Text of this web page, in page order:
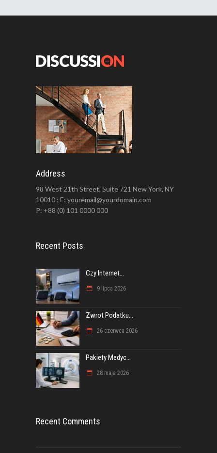
Address
98 West 21th Street, Suite 721 New York, NY
10010 : E: youremail@yourdomain.com
P: +88 (0) 101 0000 000
Recent Posts
Czy Internet...
9 lipca 2026
Zwrot Podatku...
26 czerwca 2026
Pakiety Medyc...
28 maja 2026
Recent Comments